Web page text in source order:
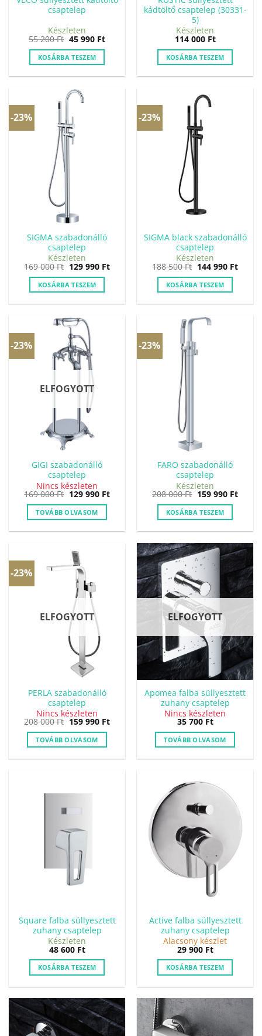
csaptelep
Készleten
55 200Ft Original
price
was:
55
200 Ft.
45 990 FtCurrent
price
990 Ft.
KOSÁRBA TESZEM
kádtöltő csaptelep (30331-
5)
Készleten
114 000 Ft
KOSÁRBA TESZEM
-23%
SIGMA szabadonálló
csaptelep
Készleten
169 000Ft Original
price
was:
169
000 Ft.
129 990 FtCurrent
price
KOSÁRBA TESZEM
-23%
SIGMA black szabadonálló
csaptelep
Készleten
188 500Ft Original
price
was:
188
500 Ft.
144 990 Ft
price
KOSÁRBA TESZEM
-23%
ELFOGYOTT
GIGI szabadonálló
csaptelep
Nincs készleten
169 000Ft Original
price
was:
169
000 Ft.
129 990 FtCurrent
price
TOVÁBB OLVASOM
-23%
FARO szabadonálló
csaptelep
Készleten
208 000Ft Original
price
was:
208
000 Ft.
159 990 Ft
price
KOSÁRBA TESZEM
-23%
ELFOGYOTT
PERLA szabadonálló
csaptelep
Nincs készleten
208 000Ft Original
was:
208
159 990 FtCurrent
TOVÁBB OLVASOM
ELFOGYOTT
Apomea falba süllyesztett
zuhany csaptelep
Nincs készleten
35 700 Ft
TOVÁBB OLVASOM
Square falba süllyesztett
zuhany csaptelep
Készleten
48 600 Ft
KOSÁRBA TESZEM
Active falba süllyesztett
zuhany csaptelep
Alacsony készlet
29 900 Ft
KOSÁRBA TESZEM